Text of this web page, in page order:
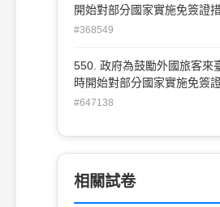
開始對部分國家實施免簽證
82年1月1日 (B)民國83年
#368549
550. 政府為鼓勵外國旅客來臺旅遊，自何
時開始對部分國家實施免簽證措
國 82 年 1 月 1 日 (B)民國 83 年 1 月 1 日
1 日
#647138
相關試卷